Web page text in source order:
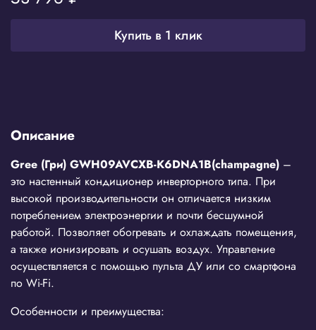
Купить в 1 клик
Описание
Gree (Гри) GWH09AVCXB-K6DNA1B(champagne) –
это настенный кондиционер инверторного типа. При
высокой производительности он отличается низким
потреблением электроэнергии и почти бесшумной
работой. Позволяет обогревать и охлаждать помещения,
а также ионизировать и осушать воздух. Управление
осуществляется с помощью пульта ДУ или со смартфона
по Wi-Fi.
Особенности и преимущества: